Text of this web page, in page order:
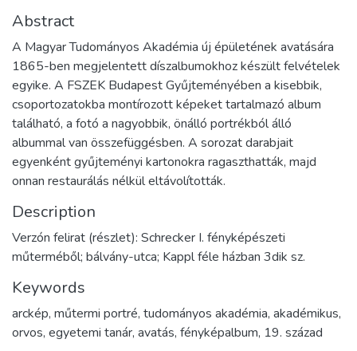
Abstract
A Magyar Tudományos Akadémia új épületének avatására
1865-ben megjelentett díszalbumokhoz készült felvételek
egyike. A FSZEK Budapest Gyűjteményében a kisebbik,
csoportozatokba montírozott képeket tartalmazó album
található, a fotó a nagyobbik, önálló portrékból álló
albummal van összefüggésben. A sorozat darabjait
egyenként gyűjteményi kartonokra ragaszthatták, majd
onnan restaurálás nélkül eltávolították.
Description
Verzón felirat (részlet): Schrecker I. fényképészeti
műterméből; bálvány-utca; Kappl féle házban 3dik sz.
Keywords
arckép, műtermi portré, tudományos akadémia, akadémikus,
orvos, egyetemi tanár, avatás, fényképalbum, 19. század